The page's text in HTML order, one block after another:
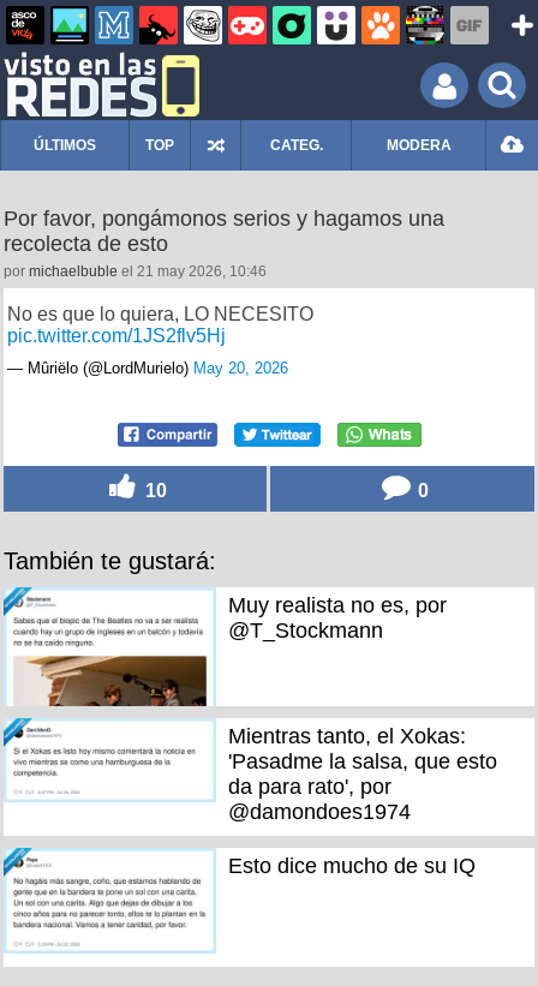
ÚLTIMOS TOP CATEG. MODERA
Por favor, pongámonos serios y hagamos una
recolecta de esto
por michaelbuble el 21 may 2026, 10:46
No es que lo quiera, LO NECESITO
pic.twitter.com/1JS2flv5Hj
— Mûriëlo (@LordMurielo) May 20, 2026
10 0
También te gustará:
Muy realista no es, por
@T_Stockmann
Mientras tanto, el Xokas:
'Pasadme la salsa, que esto
da para rato', por
@damondoes1974
Esto dice mucho de su IQ